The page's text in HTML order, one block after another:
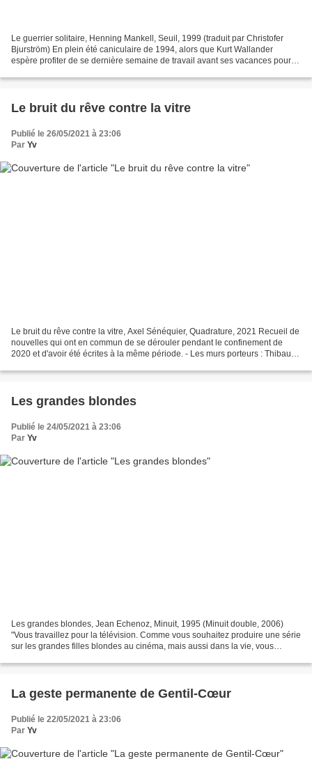
Le guerrier solitaire, Henning Mankell, Seuil, 1999 (traduit par Christofer
Bjurström) En plein été caniculaire de 1994, alors que Kurt Wallander
espère profiter de se dernière semaine de travail avant ses vacances pour
Le bruit du rêve contre la vitre
Publié le 26/05/2021 à 23:06
Par Yv
Le bruit du rêve contre la vitre, Axel Sénéquier, Quadrature, 2021 Recueil de
nouvelles qui ont en commun de se dérouler pendant le confinement de
2020 et d'avoir été écrites à la même période. - Les murs porteurs : Thibaut
Les grandes blondes
Publié le 24/05/2021 à 23:06
Par Yv
Les grandes blondes, Jean Echenoz, Minuit, 1995 (Minuit double, 2006)
"Vous travaillez pour la télévision. Comme vous souhaitez produire une série
sur les grandes filles blondes au cinéma, mais aussi dans la vie, vous
La geste permanente de Gentil-Cœur
Publié le 22/05/2021 à 23:06
Par Yv